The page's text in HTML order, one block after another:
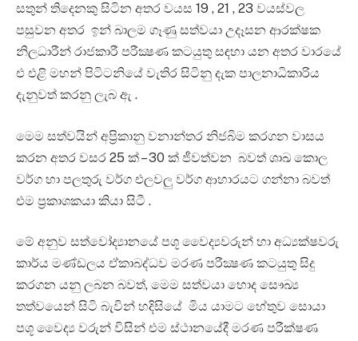
සතුන් තිදෙනකු සිටින අතර වයස 19 , 21 , 23 වයස්වල
පසුවන අතර ඉන් බාලම ගෑණු සත්වයා උදෑසන ආරක්ෂක
නිලධාරීන් රාජකාරී පරීක්‍ෂණ කටයුතු සඳහා යන අතර වාරයේ
එ එළි මහන් පිටිටනියේ වැතිර සිටිනු දැක පාලනාධිකාරිය
දැනුවත් කරනු ලැබ ඇ .
මෙම සත්වයින් අප්‍රිකානු වනාන්තර නිජබිම කරගන වාසය
කරන අතර වසර 25 ක් – 30 ක් ජීවත්වන බවත් ශාඛ කොල
වර්ග හා පලතුරු වර්ග එලවලු වර්ග ආහාරයට ගන්නා බවත්
එම ප්‍රකාශකයා කියා සිටී .
මේ අනුව සත්වෝද්‍යානයේ පශූ වෛද්‍යවරුන් හා අධ්‍යක්ෂවරු
කාර්ය මණ්ඩලය ඒකාබද්ධව මරණ පරීක්‍ෂණ කටයුතු සිදු
කරගන යනු ලබන බවත්, මෙම සත්වයා හොද සෞඛ්‍ය
තත්වයෙන් සිටි බැවින් හදිසියේ මිය යාමට හේතුව සොයා
පශූ වෛද්‍ය වරුන් විසින් එම ස්ථානයේදී මරණ පරීක්ෂණ